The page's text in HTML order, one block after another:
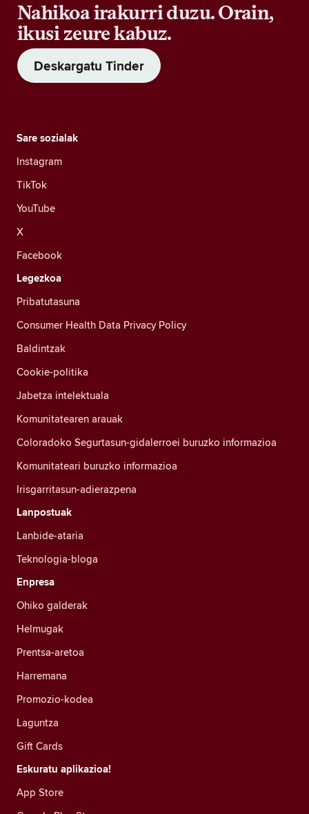
Nahikoa irakurri duzu. Orain,
ikusi zeure kabuz.
Deskargatu Tinder
Sare sozialak
Instagram
TikTok
YouTube
X
Facebook
Legezkoa
Pribatutasuna
Consumer Health Data Privacy Policy
Baldintzak
Cookie-politika
Jabetza intelektuala
Komunitatearen arauak
Coloradoko Segurtasun-gidalerroei buruzko informazioa
Komunitateari buruzko informazioa
Irisgarritasun-adierazpena
Lanpostuak
Lanbide-ataria
Teknologia-bloga
Enpresa
Ohiko galderak
Helmugak
Prentsa-aretoa
Harremana
Promozio-kodea
Laguntza
Gift Cards
Eskuratu aplikazioa!
App Store